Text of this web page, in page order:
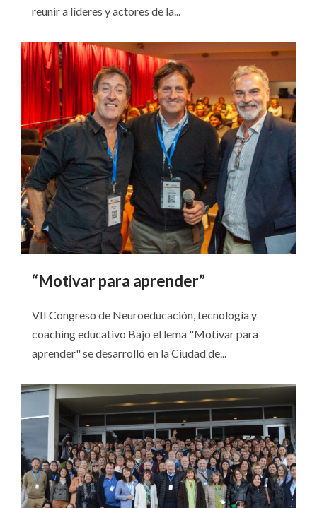
reunir a líderes y actores de la...
“Motivar para aprender”
VII Congreso de Neuroeducación, tecnología y
coaching educativo Bajo el lema "Motivar para
aprender" se desarrolló en la Ciudad de...